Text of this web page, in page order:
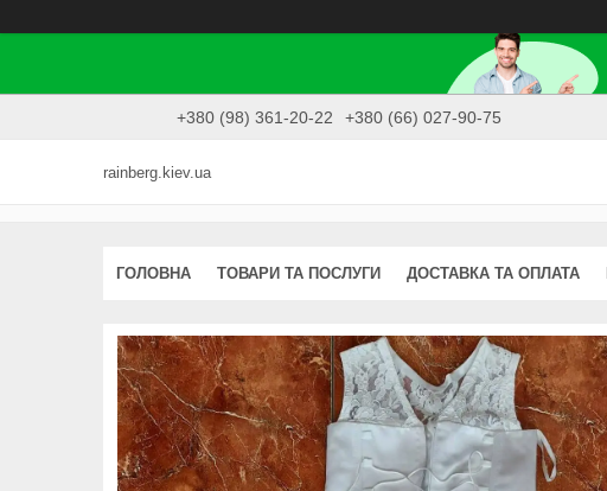
+380 (98) 361-20-22 +380 (66) 027-90-75
rainberg.kiev.ua
ГОЛОВНА ТОВАРИ ТА ПОСЛУГИ ДОСТАВКА ТА ОПЛАТА